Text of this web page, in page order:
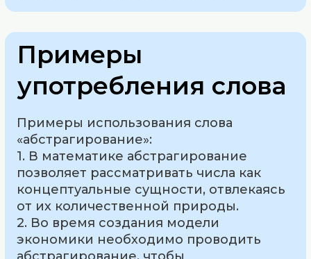
Примеры
употребления слова
Примеры использования слова
«абстрагирование»:
1. В математике абстрагирование
позволяет рассматривать числа как
концептуальные сущности, отвлекаясь
от их количественной природы.
2. Во время создания модели
экономики необходимо проводить
абстрагирование, чтобы